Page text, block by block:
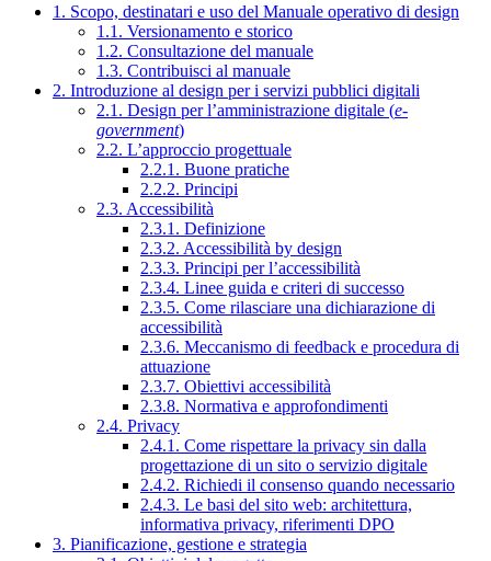
1. Scopo, destinatari e uso del Manuale operativo di design
1.1. Versionamento e storico
1.2. Consultazione del manuale
1.3. Contribuisci al manuale
2. Introduzione al design per i servizi pubblici digitali
2.1. Design per l’amministrazione digitale (e-
government)
2.2. L’approccio progettuale
2.2.1. Buone pratiche
2.2.2. Principi
2.3. Accessibilità
2.3.1. Definizione
2.3.2. Accessibilità by design
2.3.3. Principi per l’accessibilità
2.3.4. Linee guida e criteri di successo
2.3.5. Come rilasciare una dichiarazione di
accessibilità
2.3.6. Meccanismo di feedback e procedura di
attuazione
2.3.7. Obiettivi accessibilità
2.3.8. Normativa e approfondimenti
2.4. Privacy
2.4.1. Come rispettare la privacy sin dalla
progettazione di un sito o servizio digitale
2.4.2. Richiedi il consenso quando necessario
2.4.3. Le basi del sito web: architettura,
informativa privacy, riferimenti DPO
3. Pianificazione, gestione e strategia